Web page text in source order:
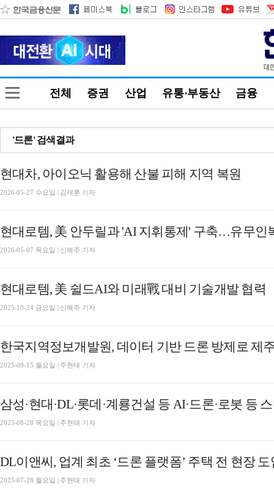
전체 증권 산업 유통·부동산 금융
'드론' 검색결과
현대차, 아이오닉 활용해 산불 피해 지역 복원
2026-05-27 수요일 | 김재훈 기자
현대로템, 美 안두릴과 'AI 지휘통제' 구축…유무인
2026-05-07 목요일 | 신혜주 기자
현대로템, 美 쉴드AI와 미래戰 대비 기술개발 협력
2025-10-24 금요일 | 신혜주 기자
한국지역정보개발원, 데이터 기반 드론 방제로 제
2025-09-15 월요일 | 주현태 기자
삼성·현대·DL·롯데·계룡건설 등 AI·드론·로봇 등
2025-08-28 목요일 | 주현태 기자
DL이앤씨, 업계 최초 ‘드론 플랫폼’ 주택 전 현장 도
2025-07-28 월요일 | 주현태 기자